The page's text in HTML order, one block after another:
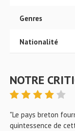
Genres
Nationalité
NOTRE
"Le pays breton
quintessence de